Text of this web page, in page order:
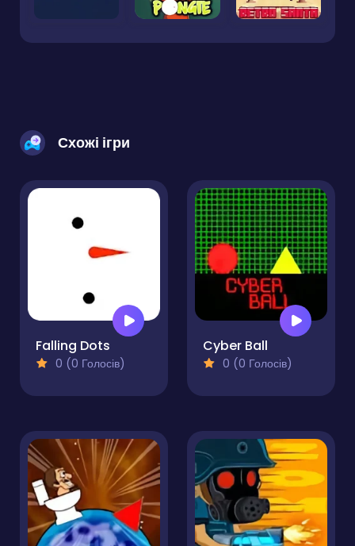
Схожі ігри
Falling Dots
0 (0 Голосів)
Cyber Ball
0 (0 Голосів)